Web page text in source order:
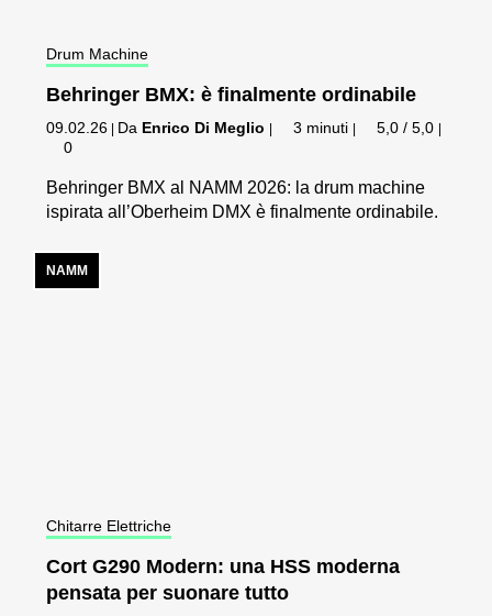
Drum Machine
Behringer BMX: è finalmente ordinabile
09.02.26 Da Enrico Di Meglio 3 minuti 5,0 / 5,0
0
Behringer BMX al NAMM 2026: la drum machine
ispirata all’Oberheim DMX è finalmente ordinabile.
NAMM
Chitarre Elettriche
Cort G290 Modern: una HSS moderna
pensata per suonare tutto